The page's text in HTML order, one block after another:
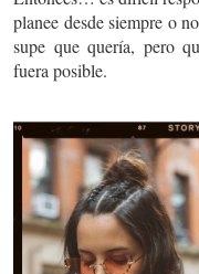
planee desde siempre o
supe que quería, pero
fuera posible.